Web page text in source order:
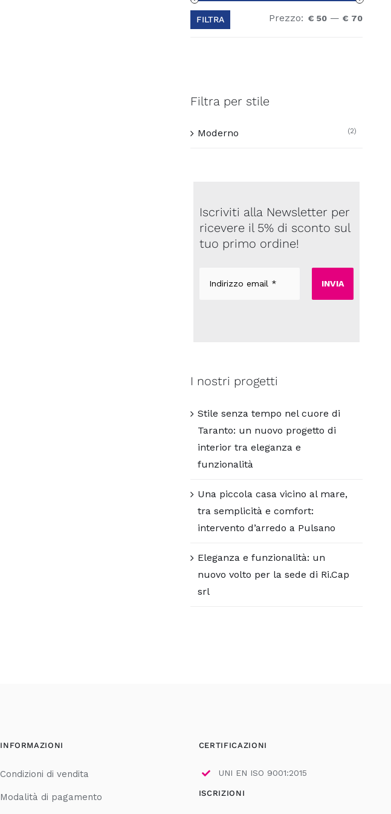
FILTRA Prezzo: € 50 — € 70
Filtra per stile
Moderno (2)
Iscriviti alla Newsletter per
ricevere il 5% di sconto sul
tuo primo ordine!
email
I nostri progetti
Stile senza tempo nel cuore di
Taranto: un nuovo progetto di
interior tra eleganza e
funzionalità
Una piccola casa vicino al mare,
tra semplicità e comfort:
intervento d’arredo a Pulsano
Eleganza e funzionalità: un
nuovo volto per la sede di Ri.Cap
srl
INFORMAZIONI
Condizioni di vendita
Modalità di pagamento
CERTIFICAZIONI
UNI EN ISO 9001:2015
ISCRIZIONI